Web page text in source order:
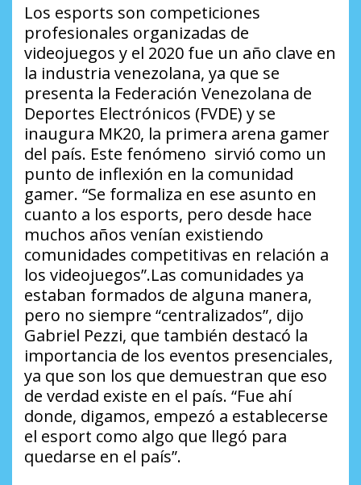
Los esports son competiciones
profesionales organizadas de
videojuegos y el 2020 fue un año clave en
la industria venezolana, ya que se
presenta la Federación Venezolana de
Deportes Electrónicos (FVDE) y se
inaugura MK20, la primera arena gamer
del país. Este fenómeno sirvió como un
punto de inflexión en la comunidad
gamer. “Se formaliza en ese asunto en
cuanto a los esports, pero desde hace
muchos años venían existiendo
comunidades competitivas en relación a
los videojuegos”.Las comunidades ya
estaban formados de alguna manera,
pero no siempre “centralizados”, dijo
Gabriel Pezzi, que también destacó la
importancia de los eventos presenciales,
ya que son los que demuestran que eso
de verdad existe en el país. “Fue ahí
donde, digamos, empezó a establecerse
el esport como algo que llegó para
quedarse en el país”.